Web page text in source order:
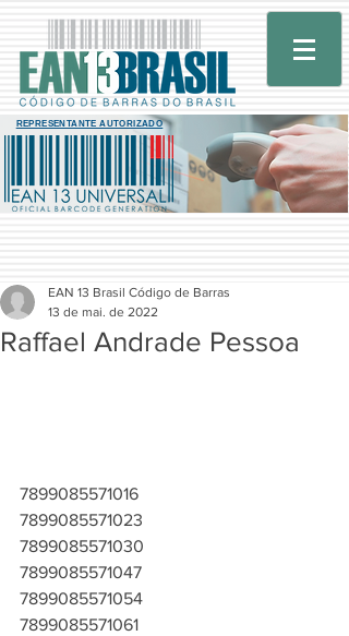
REPRESENTANTE AUTORIZADO
Raffael Andrade Pessoa
EAN 13 Brasil Código de Barras
13 de mai. de 2022
7899085571016
7899085571023
7899085571030
7899085571047
7899085571054
7899085571061